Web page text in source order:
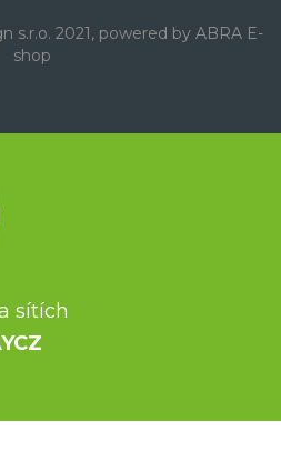
s.r.o. 2021, powered by ABRA E-
shop
sítích